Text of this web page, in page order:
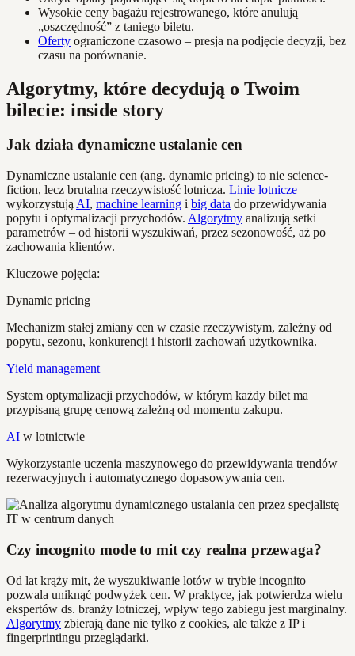
Wysokie ceny bagażu rejestrowanego, które anulują
„oszczędność” z taniego biletu.
Oferty ograniczone czasowo – presja na podjęcie decyzji, bez
czasu na porównanie.
Algorytmy, które decydują o Twoim
bilecie: inside story
Jak działa dynamiczne ustalanie cen
Dynamiczne ustalanie cen (ang. dynamic pricing) to nie science-
fiction, lecz brutalna rzeczywistość lotnicza. Linie lotnicze
wykorzystują AI, machine learning i big data do przewidywania
popytu i optymalizacji przychodów. Algorytmy analizują setki
parametrów – od historii wyszukiwań, przez sezonowość, aż po
zachowania klientów.
Kluczowe pojęcia:
Dynamic pricing
Mechanizm stałej zmiany cen w czasie rzeczywistym, zależny od
popytu, sezonu, konkurencji i historii zachowań użytkownika.
Yield management
System optymalizacji przychodów, w którym każdy bilet ma
przypisaną grupę cenową zależną od momentu zakupu.
AI w lotnictwie
Wykorzystanie uczenia maszynowego do przewidywania trendów
rezerwacyjnych i automatycznego dopasowywania cen.
Czy incognito mode to mit czy realna przewaga?
Od lat krąży mit, że wyszukiwanie lotów w trybie incognito
pozwala uniknąć podwyżek cen. W praktyce, jak potwierdza wielu
ekspertów ds. branży lotniczej, wpływ tego zabiegu jest marginalny.
Algorytmy zbierają dane nie tylko z cookies, ale także z IP i
fingerprintingu przeglądarki.